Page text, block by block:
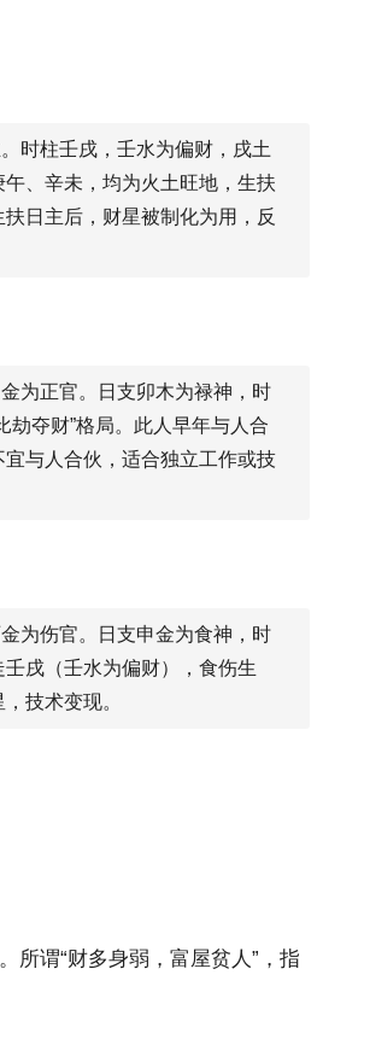
时柱壬戌，壬水为偏财，戌土
、辛未，均为火土旺地，生扶
日主后，财星被制化为用，反
为正官。日支卯木为禄神，时
夺财”格局。此人早年与人合
与人合伙，适合独立工作或技
为伤官。日支申金为食神，时
戌（壬水为偏财），食伤生
技术变现。
所谓“财多身弱，富屋贫人”，指